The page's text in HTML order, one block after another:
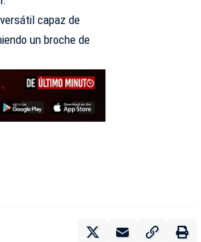
capaz de
un broche de